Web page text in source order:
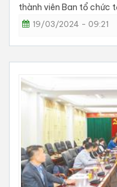
thành viên Ban tổ chức
19/03/2024 - 09:21